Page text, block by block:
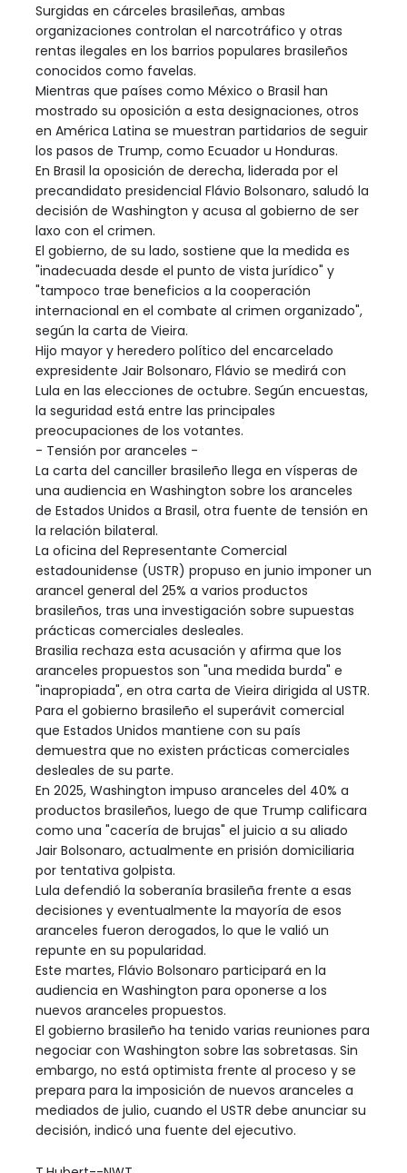
Surgidas en cárceles brasileñas, ambas
organizaciones controlan el narcotráfico y otras
rentas ilegales en los barrios populares brasileños
conocidos como favelas.
Mientras que países como México o Brasil han
mostrado su oposición a esta designaciones, otros
en América Latina se muestran partidarios de seguir
los pasos de Trump, como Ecuador u Honduras.
En Brasil la oposición de derecha, liderada por el
precandidato presidencial Flávio Bolsonaro, saludó la
decisión de Washington y acusa al gobierno de ser
laxo con el crimen.
El gobierno, de su lado, sostiene que la medida es
"inadecuada desde el punto de vista jurídico" y
"tampoco trae beneficios a la cooperación
internacional en el combate al crimen organizado",
según la carta de Vieira.
Hijo mayor y heredero político del encarcelado
expresidente Jair Bolsonaro, Flávio se medirá con
Lula en las elecciones de octubre. Según encuestas,
la seguridad está entre las principales
preocupaciones de los votantes.
- Tensión por aranceles -
La carta del canciller brasileño llega en vísperas de
una audiencia en Washington sobre los aranceles
de Estados Unidos a Brasil, otra fuente de tensión en
la relación bilateral.
La oficina del Representante Comercial
estadounidense (USTR) propuso en junio imponer un
arancel general del 25% a varios productos
brasileños, tras una investigación sobre supuestas
prácticas comerciales desleales.
Brasilia rechaza esta acusación y afirma que los
aranceles propuestos son "una medida burda" e
"inapropiada", en otra carta de Vieira dirigida al USTR.
Para el gobierno brasileño el superávit comercial
que Estados Unidos mantiene con su país
demuestra que no existen prácticas comerciales
desleales de su parte.
En 2025, Washington impuso aranceles del 40% a
productos brasileños, luego de que Trump calificara
como una "cacería de brujas" el juicio a su aliado
Jair Bolsonaro, actualmente en prisión domiciliaria
por tentativa golpista.
Lula defendió la soberanía brasileña frente a esas
decisiones y eventualmente la mayoría de esos
aranceles fueron derogados, lo que le valió un
repunte en su popularidad.
Este martes, Flávio Bolsonaro participará en la
audiencia en Washington para oponerse a los
nuevos aranceles propuestos.
El gobierno brasileño ha tenido varias reuniones para
negociar con Washington sobre las sobretasas. Sin
embargo, no está optimista frente al proceso y se
prepara para la imposición de nuevos aranceles a
mediados de julio, cuando el USTR debe anunciar su
decisión, indicó una fuente del ejecutivo.